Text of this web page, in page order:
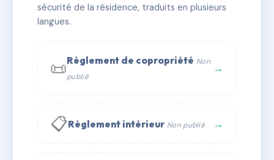
📞 Contacter Syndic Digital
sécurité de la résidence, traduits en plusieurs
langues.
📜Règlement de copropriété Non
publié
→
📋Règlement intérieur Non publié →